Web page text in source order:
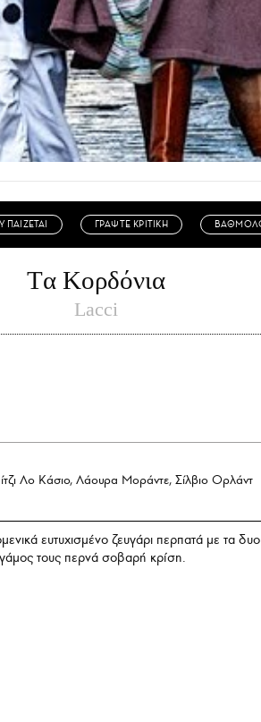
ΠΑΙΖΕΤΑΙ ΓΡΑΨΤΕ ΚΡΙΤΙΚΗ
Tα Κορδόνια
Lacci
Λο Κάσιο, Λάουρα Μοράντε, Σίλβιο Ορλάντ
ευτυχισμένο ζευγάρι περπατά με τα
τους περνά σοβαρή κρίση.